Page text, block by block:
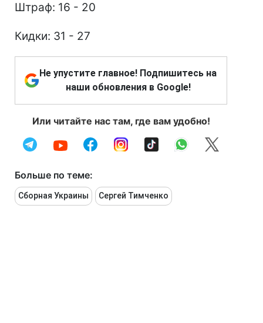
Штраф: 16 - 20
Кидки: 31 - 27
Не упустите главное! Подпишитесь на
наши обновления в Google!
Или читайте нас там, где вам удобно!
Больше по теме:
Сборная Украины Сергей Тимченко